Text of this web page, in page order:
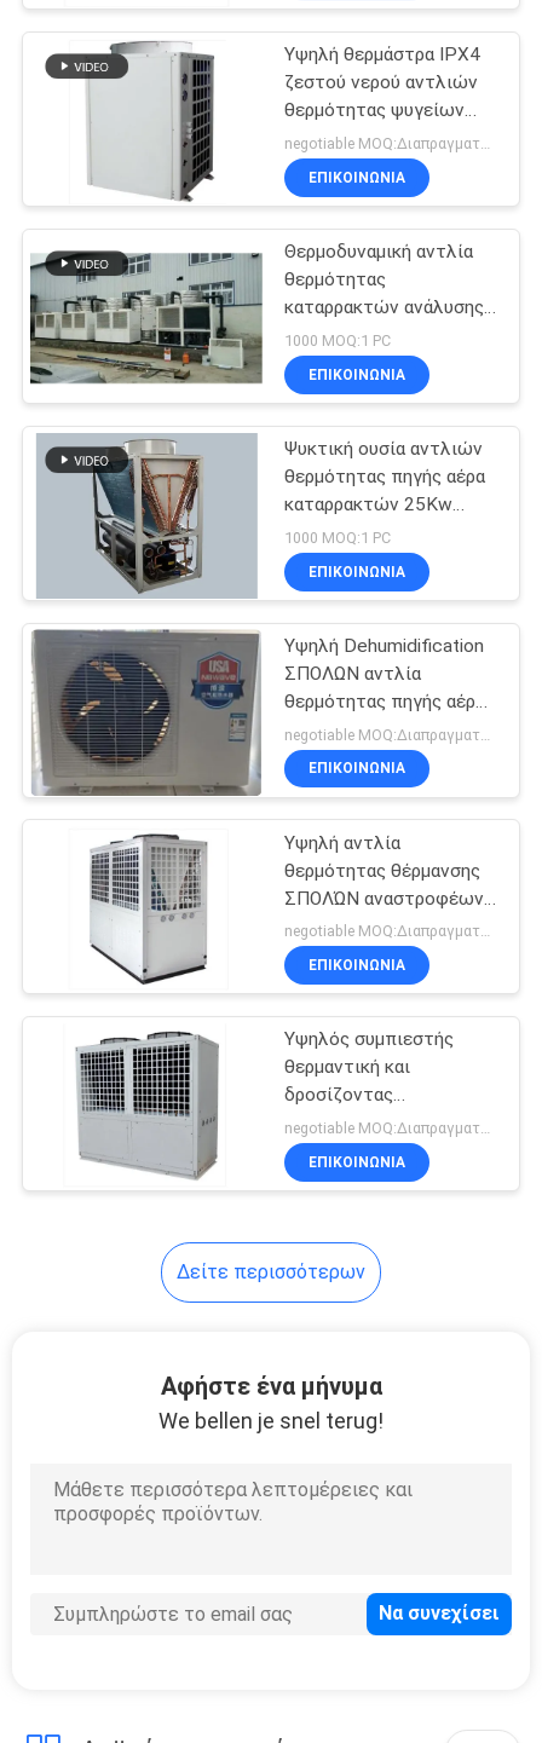
ΥΠΟΘΈΣΕΙΣ
SITEMAP
ΠΟΛΙΤΙΚΉ
ΑΠΟΡΡΉΤΟΥ
Υψηλή θερμάστρα IPX4
ζεστού νερού αντλιών
θερμότητας ψυγείων
νερού σπολών 90KW
negotiable MOQ:Διαπραγματεύσιμος
ΕΠΙΚΟΙΝΩΝΙΑ
Θερμοδυναμική αντλία
θερμότητας
καταρρακτών ανάλυσης
στο υψηλής
θερμοκρασίας σύστημα
θέρμανσης 225Kw
1000 MOQ:1 PC
ΕΠΙΚΟΙΝΩΝΙΑ
Ψυκτική ουσία αντλιών
θερμότητας πηγής αέρα
καταρρακτών 25Kw
R410A ζεστό νερό 90
βαθμού
1000 MOQ:1 PC
ΕΠΙΚΟΙΝΩΝΙΑ
Υψηλή Dehumidification
ΣΠΟΛΩΝ αντλία
θερμότητας πηγής αέρα
πισινών EER 2,3 Evi
ΕΠΙΚΟΙΝΩΝΙΑ
Υψηλή αντλία
θερμότητας θέρμανσης
ΣΠΟΛΏΝ αναστροφέων
εναλλασσόμενου
ρεύματος για τη
θέρμανση και την ψύξη
negotiable MOQ:Διαπραγματεύσιμος
ΕΠΙΚΟΙΝΩΝΙΑ
Υψηλός συμπιεστής
θερμαντική και
δροσίζοντας
θερμότητας αντλία
R134A 500L κυλίνδρων
ΣΠΟΛΩΝ για τα κτίρια
negotiable MOQ:Διαπραγματεύσιμος
ΕΠΙΚΟΙΝΩΝΙΑ
Δείτε περισσότερων
Αφήστε ένα μήνυμα
We bellen je snel terug!